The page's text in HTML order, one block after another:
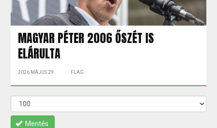
MAGYAR PÉTER 2006 ŐSZÉT IS
ELÁRULTA
2026 MÁJUS 29. FLAG
Mentés